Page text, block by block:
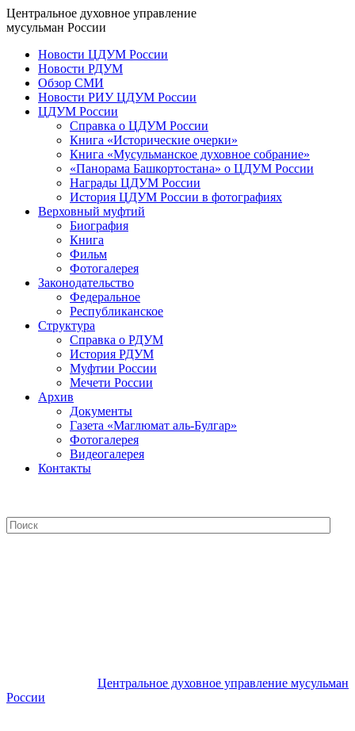
Центральное духовное управление
мусульман России
Новости ЦДУМ России
Новости РДУМ
Обзор СМИ
Новости РИУ ЦДУМ России
ЦДУМ России
Справка о ЦДУМ России
Книга «Исторические очерки»
Книга «Мусульманское духовное собрание»
«Панорама Башкортостана» о ЦДУМ России
Награды ЦДУМ России
История ЦДУМ России в фотографиях
Верховный муфтий
Биография
Книга
Фильм
Фотогалерея
Законодательство
Федеральное
Республиканское
Структура
Справка о РДУМ
История РДУМ
Муфтии России
Мечети России
Архив
Документы
Газета «Маглюмат аль-Булгар»
Фотогалерея
Видеогалерея
Контакты
Центральное духовное управление мусульман
России